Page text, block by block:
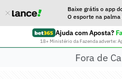
Baixe grátis o app
O esporte na palma
Ajuda com Aposta?
18+ Ministério da Fazenda adverte:
Fora de